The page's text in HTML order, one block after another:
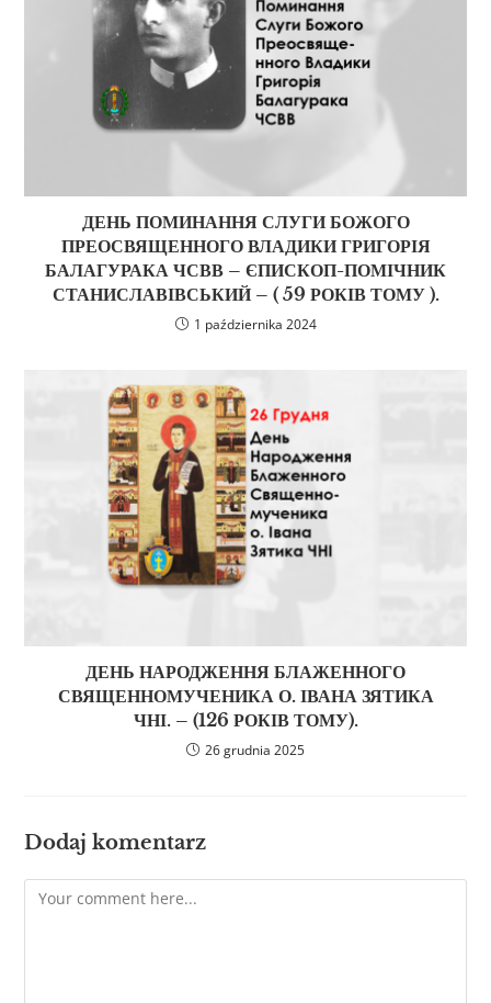
ДЕНЬ ПОМИНАННЯ СЛУГИ БОЖОГО
ПРЕОСВЯЩЕННОГО ВЛАДИКИ ГРИГОРІЯ
БАЛАГУРАКА ЧСВВ – ЄПИСКОП-ПОМІЧНИК
СТАНИСЛАВІВСЬКИЙ – ( 59 РОКІВ ТОМУ ).
1 października 2024
ДЕНЬ НАРОДЖЕННЯ БЛАЖЕННОГО
СВЯЩЕННОМУЧЕНИКА О. ІВАНА ЗЯТИКА
ЧНІ. – (126 РОКІВ ТОМУ).
26 grudnia 2025
Dodaj komentarz